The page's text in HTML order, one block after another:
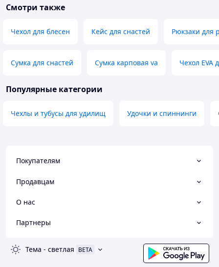
Смотри также
Чехол для блесен Кейс для снастей Рюкзаки для
Сумка для снастей Сумка карповая va Чехол EVA
Популярные категории
Чехлы и тубусы для удилищ Удочки и спиннинги
Покупателям
Продавцам
О нас
Партнеры
Тема - светлая BETA